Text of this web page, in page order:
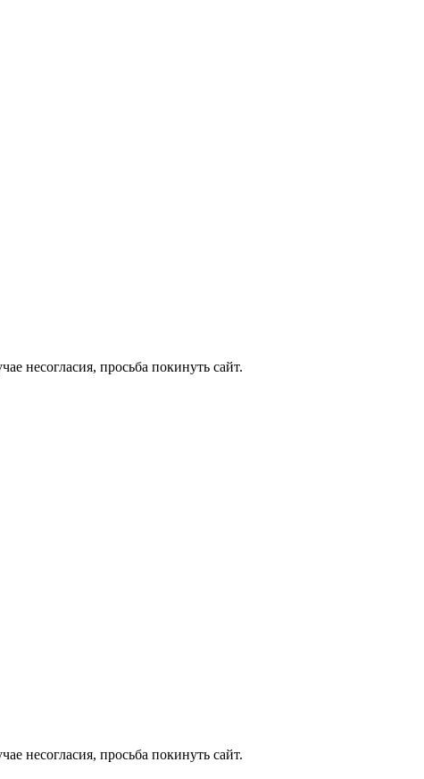
несогласия, просьба покинуть сайт.
несогласия, просьба покинуть сайт.